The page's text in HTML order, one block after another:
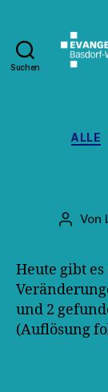
Suchen
ALLE
Von
Heute gibt
und 2
(Auflösung